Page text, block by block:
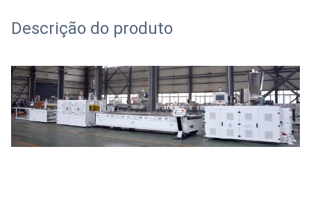
Descrição do produto